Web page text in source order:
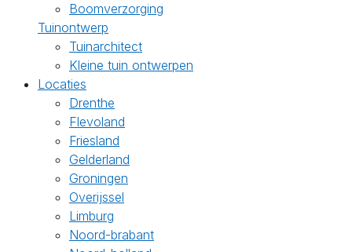
Boomverzorging
Tuinontwerp
Tuinarchitect
Kleine tuin ontwerpen
Locaties
Drenthe
Flevoland
Friesland
Gelderland
Groningen
Overijssel
Limburg
Noord-brabant